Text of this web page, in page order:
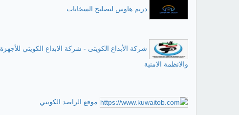
دريم هاوس لتصليح السخانات
شركة الأبداع الكويتى - شركة الابداع الكويتي للأجهزة
والانظمة الامنية
موقع الراصد الكويتي